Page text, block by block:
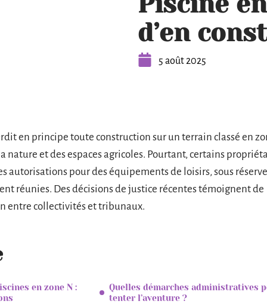
d’en
5 août 2025
en principe toute construction sur un terrain classé en
nature et des espaces agricoles. Pourtant, certains
autorisations pour des équipements de loisirs, sous
réunies. Des décisions de justice récentes témoignent de
entre collectivités et tribunaux.
en zone N :
Quelles démarches administratives
tenter l’aventure ?